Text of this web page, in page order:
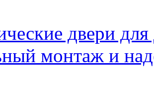
двери
монтаж и